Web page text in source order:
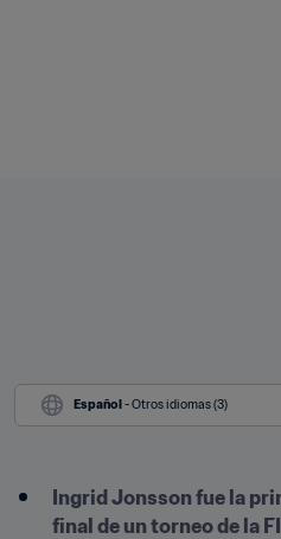
Español - Otros idiomas (3)
Ingrid Jonsson fue la
final de un torneo de la